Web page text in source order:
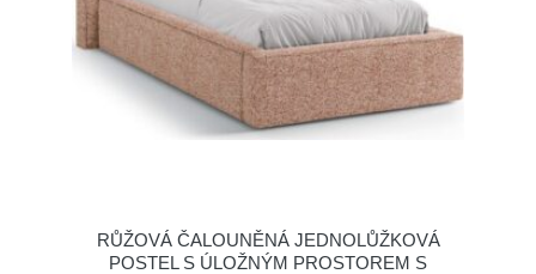
RŮŽOVÁ ČALOUNĚNÁ JEDNOLŮŽKOVÁ
POSTEL S ÚLOŽNÝM PROSTOREM S